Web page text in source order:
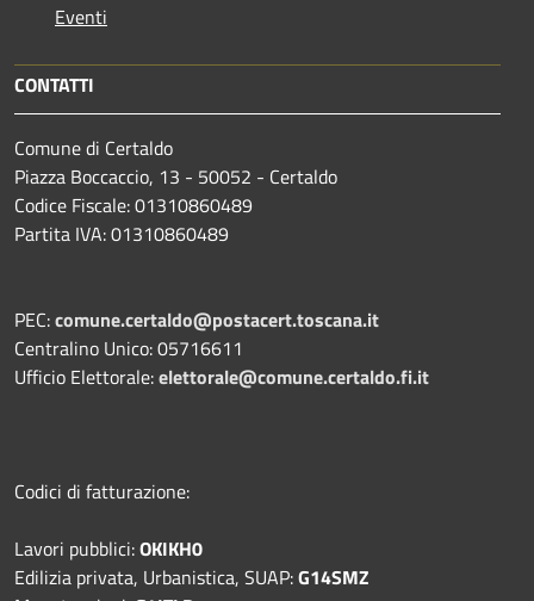
Eventi
CONTATTI
Comune di Certaldo
Piazza Boccaccio, 13 - 50052 - Certaldo
Codice Fiscale: 01310860489
Partita IVA: 01310860489
PEC:comune.certaldo@postacert.toscana.it
Centralino Unico: 05716611
Ufficio Elettorale:elettorale@comune.certaldo.fi.it
Codici di fatturazione:
Lavori pubblici:OKIKH0
Edilizia privata, Urbanistica, SUAP:G14SMZ